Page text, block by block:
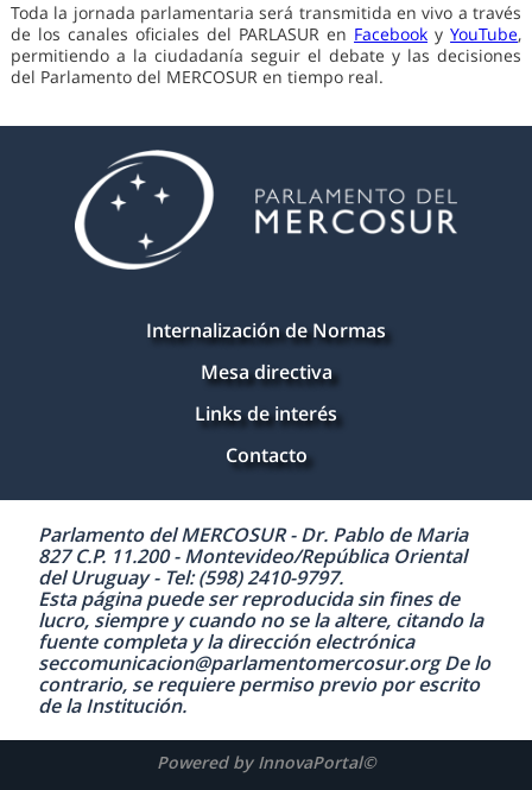
Toda la jornada parlamentaria será transmitida en vivo a través
de los canales oficiales del PARLASUR en Facebook yYouTube,
permitiendo a la ciudadanía seguir el debate y las decisiones
del Parlamento del MERCOSUR en tiempo real.
Internalización de Normas
Mesa directiva
Links de interés
Contacto
Parlamento del MERCOSUR - Dr. Pablo de Maria
827 C.P. 11.200 - Montevideo/República Oriental
del Uruguay - Tel: (598) 2410-9797.
Esta página puede ser reproducida sin fines de
lucro, siempre y cuando no se la altere, citando la
fuente completa y la dirección electrónica
seccomunicacion@parlamentomercosur.org De lo
contrario, se requiere permiso previo por escrito
de la Institución.
Powered by InnovaPortal©